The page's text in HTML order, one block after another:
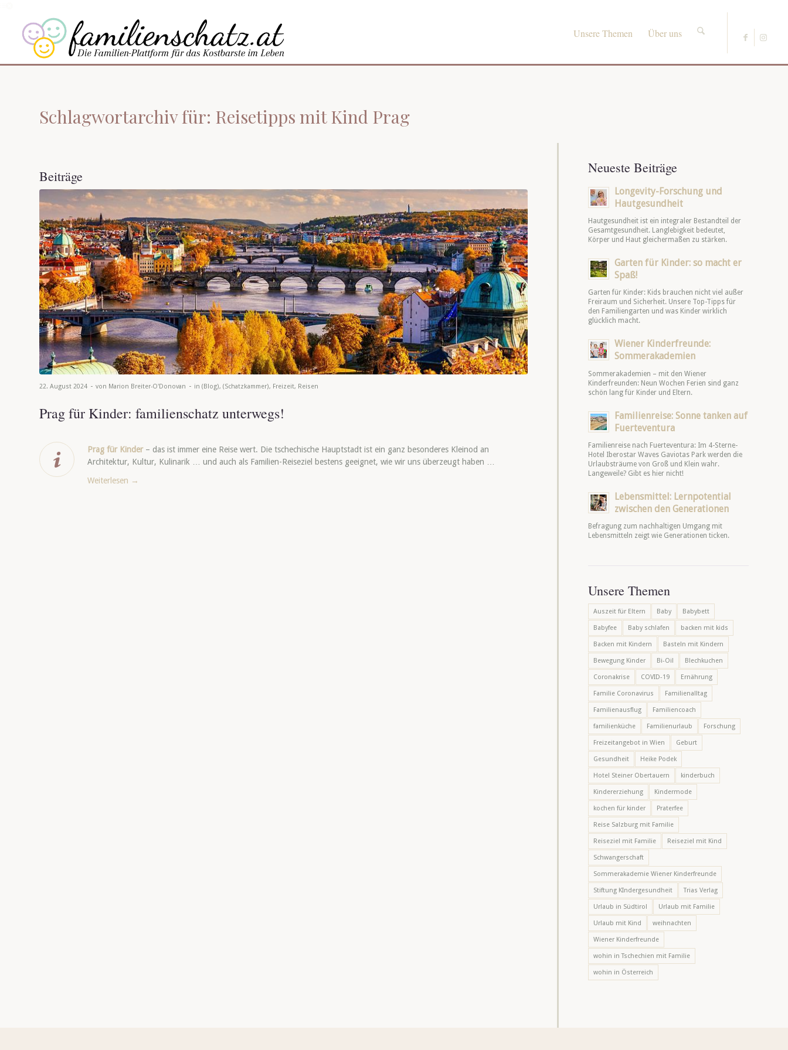
Unsere Themen Über uns
Schlagwortarchiv für: Reisetipps mit Kind Prag
Beiträge
22. August 2024 - von Marion Breiter-O'Donovan - in (Blog), (Schatzkammer), Freizeit, Reisen
Prag für Kinder: familienschatz unterwegs!
Prag für Kinder – das ist immer eine Reise wert. Die tschechische Hauptstadt ist ein ganz besonderes Kleinod an
Architektur, Kultur, Kulinarik … und auch als Familien-Reiseziel bestens geeignet, wie wir uns überzeugt haben …
Weiterlesen →
Neueste Beiträge
Longevity-Forschung und
Hautgesundheit
Hautgesundheit ist ein integraler Bestandteil der
Gesamtgesundheit. Langlebigkeit bedeutet,
Körper und Haut gleichermaßen zu stärken.
Garten für Kinder: so macht er
Spaß!
Garten für Kinder: Kids brauchen nicht viel außer
Freiraum und Sicherheit. Unsere Top-Tipps für
den Familiengarten und was Kinder wirklich
glücklich macht.
Wiener Kinderfreunde:
Sommerakademien
Sommerakademien – mit den Wiener
Kinderfreunden: Neun Wochen Ferien sind ganz
schön lang für Kinder und Eltern.
Familienreise: Sonne tanken auf
Fuerteventura
Familienreise nach Fuerteventura: Im 4-Sterne-
Hotel Iberostar Waves Gaviotas Park werden die
Urlaubsträume von Groß und Klein wahr.
Langeweile? Gibt es hier nicht!
Lebensmittel: Lernpotential
zwischen den Generationen
Befragung zum nachhaltigen Umgang mit
Lebensmitteln zeigt wie Generationen ticken.
Unsere Themen
Auszeit für Eltern Baby Babybett
Babyfee Baby schlafen backen mit kids
Backen mit Kindern Basteln mit Kindern
Bewegung Kinder Bi-Oil Blechkuchen
Coronakrise COVID-19 Ernährung
Familie Coronavirus Familienalltag
Familienausflug Familiencoach
familienküche Familienurlaub Forschung
Freizeitangebot in Wien Geburt
Gesundheit Heike Podek
Hotel Steiner Obertauern kinderbuch
Kindererziehung Kindermode
kochen für kinder Praterfee
Reise Salzburg mit Familie
Reiseziel mit Familie Reiseziel mit Kind
Schwangerschaft
Sommerakademie Wiener Kinderfreunde
Stiftung KIndergesundheit Trias Verlag
Urlaub in Südtirol Urlaub mit Familie
Urlaub mit Kind weihnachten
Wiener Kinderfreunde
wohin in Tschechien mit Familie
wohin in Österreich